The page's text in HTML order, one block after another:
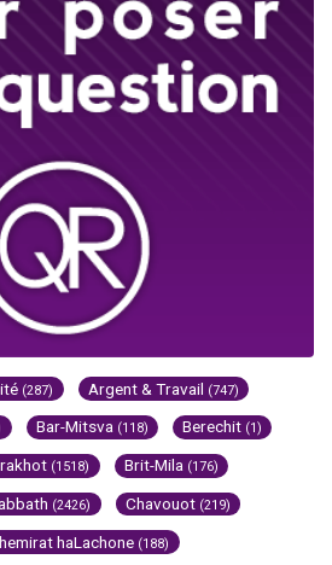
(287) Argent & Travail (747)
Bar-Mitsva (118) Berechit (1)
(1518) Brit-Mila (176)
(2426) Chavouot (219)
haLachone (188)